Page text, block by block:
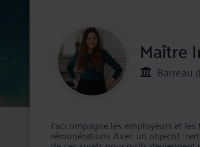
Maître
Barreau
J'accompagne les employeurs et
rémunérations. Avec un objectif :